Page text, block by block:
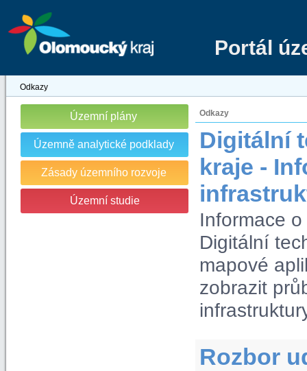
Portál
Odkazy
Územní plány
Územně analytické podklady
Zásady územního rozvoje
Územní studie
Odkazy
Digitální
kraje -
Informace
Digitální
mapové
zobrazit
Rozbor